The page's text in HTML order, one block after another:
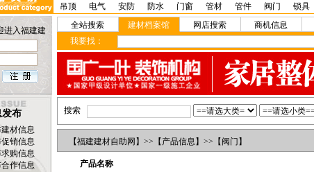
吊顶
电气 安防 防水 门窗 管材 管件 阀门 锁具
进入福建建材·自助网店！
全站搜索 建材档案馆 网店搜索 商机信息
我要找：
布
材信息
销信息
购信息
作信息
搜索
【福建建材自助网 】>>【 产品信息 】>>【 阀门 】
产品名称